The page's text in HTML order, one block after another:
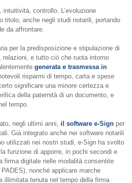
controllo. L’evoluzione
titolo, anche negli studi notarili, portando
da affrontare.
per la predisposizione e stipulazione di
e tutto ciò che ruota intorno
generata e trasmessa in
risparmi di tempo, carta e spese
significare una minore certezza e
della paternità di un documento, e
tempo.
negli ultimi anni, il software e-Sign per
Già integrato anche nei software notarili
utilizzati nei nostri studi, e-Sign ha svolto
funzione di apporre, in pochi secondi e
firma digitale nelle modalità consentite
nonché applicare marche
illimitata tenuta nel tempo della firma